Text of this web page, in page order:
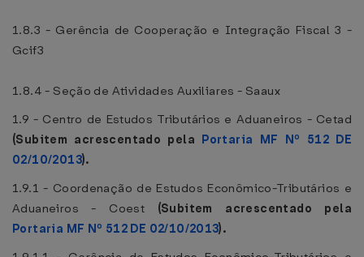
1.8.3 - Gerência de Cooperação e Integração Fiscal 3 -
Gcif3
1.8.4 - Seção de Atividades Auxiliares - Saaux
1.9 - Centro de Estudos Tributários e Aduaneiros - Cetad
(Subitem acrescentado pela Portaria MF Nº 512 DE
02/10/2013).
1.9.1 - Coordenação de Estudos Econômico-Tributários e
Aduaneiros - Coest (Subitem acrescentado pela
Portaria MF Nº 512 DE 02/10/2013).